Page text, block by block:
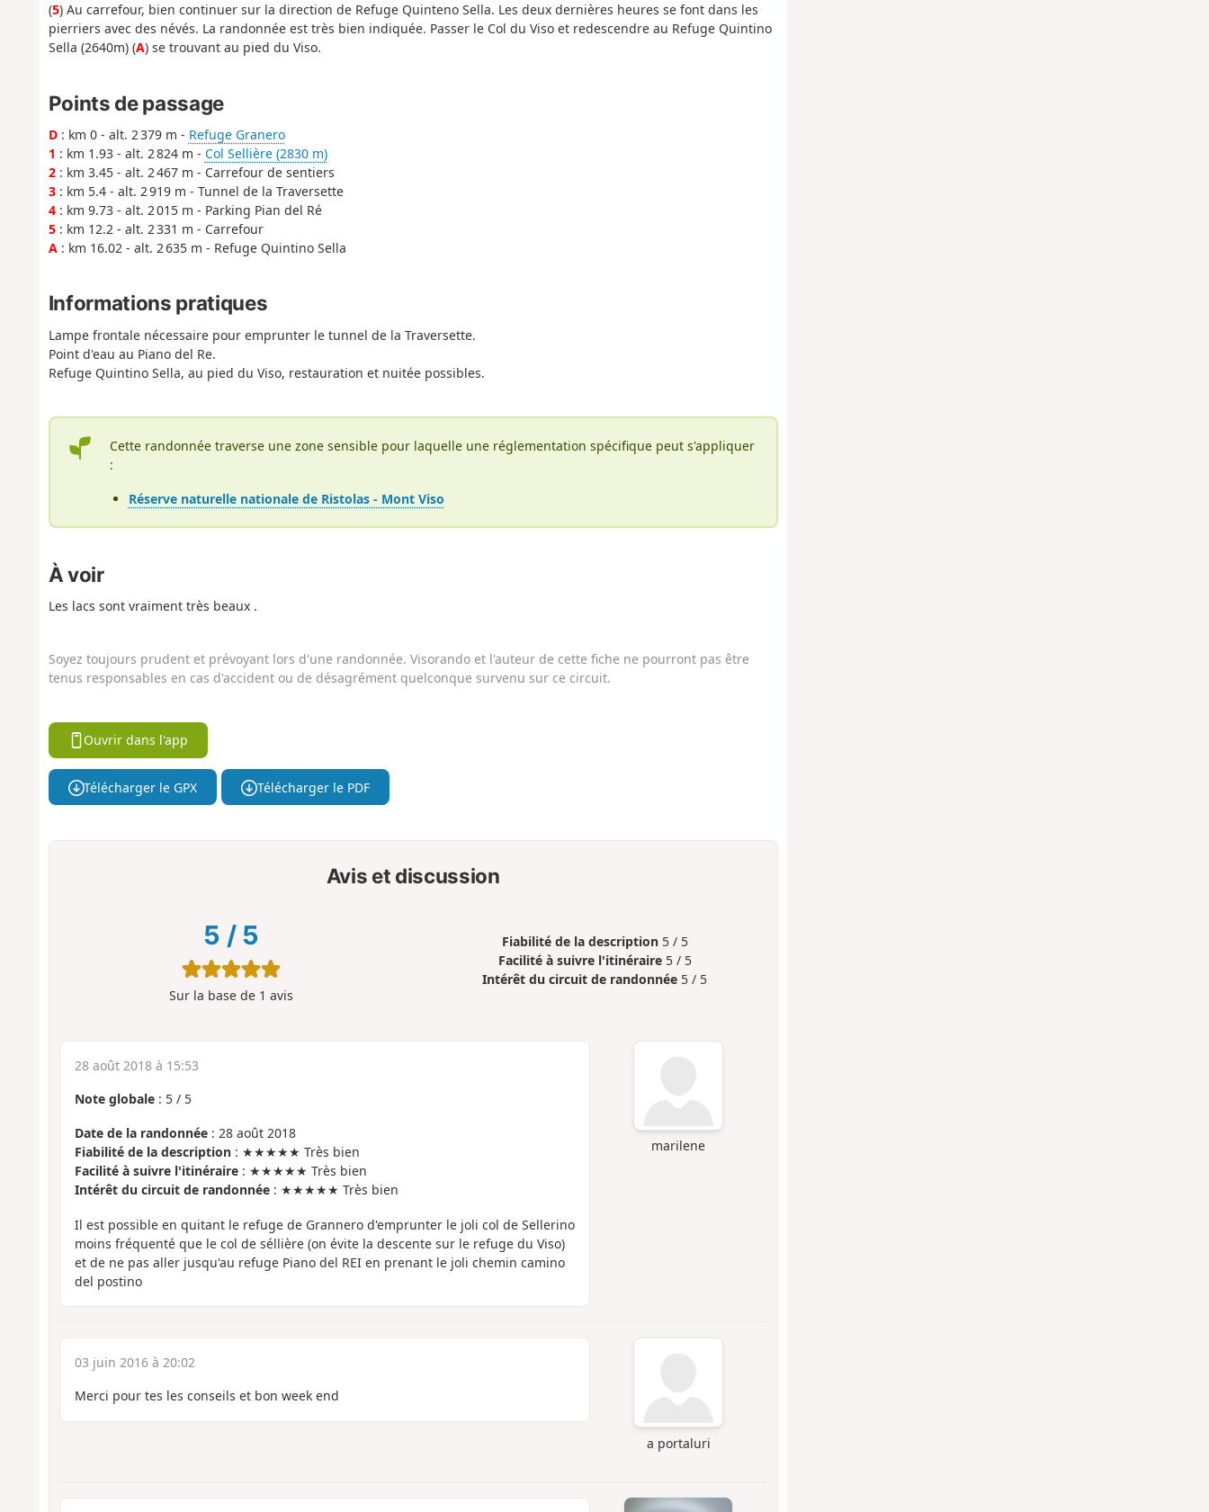
(5) Au carrefour, bien continuer sur la direction de Refuge Quinteno Sella. Les deux dernières heures se font dans les
pierriers avec des névés. La randonnée est très bien indiquée. Passer le Col du Viso et redescendre au Refuge Quintino
Sella (2640m) (A) se trouvant au pied du Viso.
Points de passage
D: km 0 - alt. 2 379 m - Refuge Granero
1 : km 1.93 - alt. 2 824 m - Col Sellière (2830 m)
2: km 3.45 - alt. 2 467 m - Carrefour de sentiers
3: km 5.4 - alt. 2 919 m - Tunnel de la Traversette
4: km 9.73 - alt. 2 015 m - Parking Pian del Ré
5: km 12.2 - alt. 2 331 m - Carrefour
A: km 16.02 - alt. 2 635 m - Refuge Quintino Sella
Informations pratiques
Lampe frontale nécessaire pour emprunter le tunnel de la Traversette.
Point d'eau au Piano del Re.
Refuge Quintino Sella, au pied du Viso, restauration et nuitée possibles.
Cette randonnée traverse une zone sensible pour laquelle une réglementation spécifique peut s'appliquer
:
Réserve naturelle nationale de Ristolas - Mont Viso
À voir
Les lacs sont vraiment très beaux .
Soyez toujours prudent et prévoyant lors d'une randonnée. Visorando et l'auteur de cette fiche ne pourront pas être
tenus responsables en cas d'accident ou de désagrément quelconque survenu sur ce circuit.
Ouvrir dans l'app
Télécharger le GPX Télécharger le PDF
Avis et discussion
5 / 5
Sur la base de 1 avis
Fiabilité de la description 5 / 5
Facilité à suivre l'itinéraire 5 / 5
Intérêt du circuit de randonnée 5 / 5
marilene
28 août 2018 à 15:53
Note globale: 5/ 5
Date de la randonnée: 28 août 2018
Fiabilité de la description: ★★★★★ Très bien
Facilité à suivre l'itinéraire: ★★★★★ Très bien
Intérêt du circuit de randonnée: ★★★★★ Très bien
Il est possible en quitant le refuge de Grannero d'emprunter le joli col de Sellerino
moins fréquenté que le col de séllière (on évite la descente sur le refuge du Viso)
et de ne pas aller jusqu'au refuge Piano del REI en prenant le joli chemin camino
del postino
a portaluri
03 juin 2016 à 20:02
Merci pour tes les conseils et bon week end